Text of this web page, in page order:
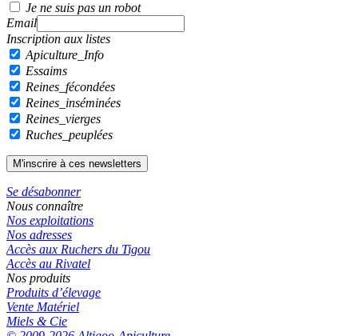
Je ne suis pas un robot
Email
Inscription aux listes
Apiculture_Info
Essaims
Reines_fécondées
Reines_inséminées
Reines_vierges
Ruches_peuplées
Se désabonner
Nous connaître
Nos exploitations
Nos adresses
Accès aux Ruchers du Tigou
Accès au Rivatel
Nos produits
Produits d’élevage
Vente Matériel
Miels & Cie